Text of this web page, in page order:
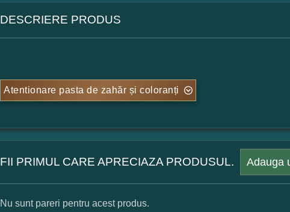
DESCRIERE PRODUS
Atentionare pasta de zahăr și coloranți
FII PRIMUL CARE APRECIAZA PRODUSUL. Adauga
Nu sunt pareri pentru acest produs.